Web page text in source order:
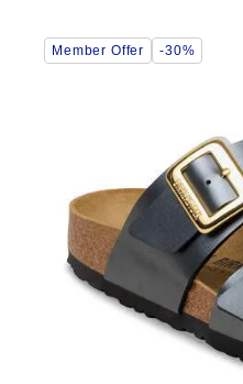
Wybranie
koloru
Member Offer -30%